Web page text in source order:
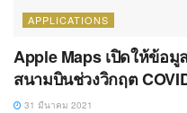
APPLICATIONS
Apple Maps เปิดให้ข้อ
สนามบินช่วงวิกฤต
31 มีนาคม 2021